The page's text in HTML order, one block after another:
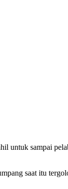
untuk sampai
saat itu